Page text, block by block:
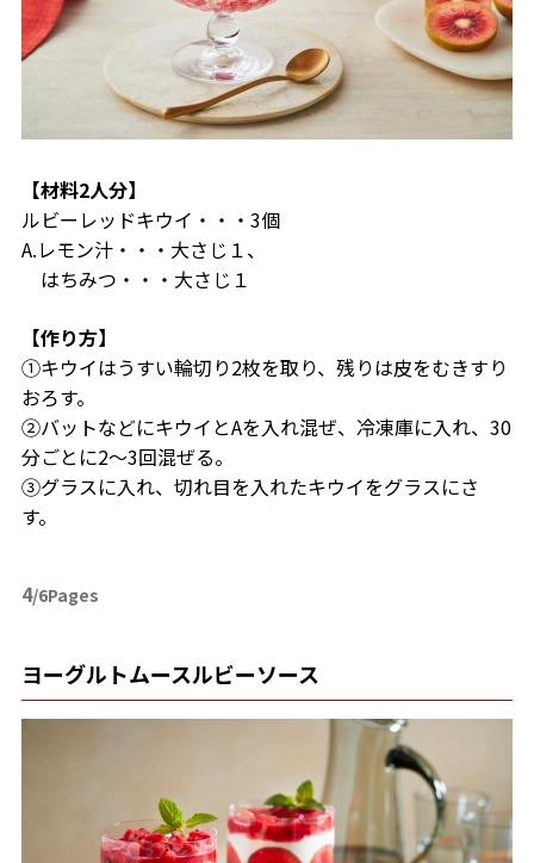
【材料2人分】
ルビーレッドキウイ・・・3個
A.レモン汁・・・大さじ１、
はちみつ・・・大さじ１
【作り方】
①キウイはうすい輪切り2枚を取り、残りは皮をむきすり
おろす。
②バットなどにキウイとAを入れ混ぜ、冷凍庫に入れ、30
分ごとに2～3回混ぜる。
③グラスに入れ、切れ目を入れたキウイをグラスにさ
す。
4/6Pages
ヨーグルトムースルビーソース